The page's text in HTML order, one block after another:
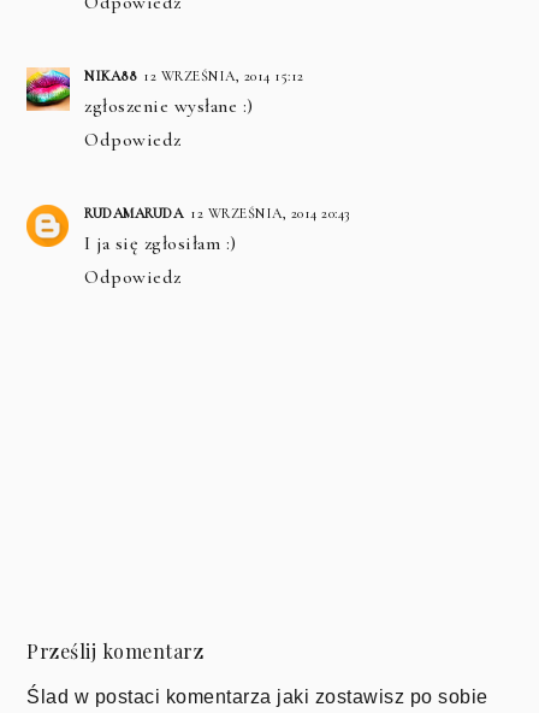
NIKA88 12 WRZEŚNIA, 2014 15:12
zgłoszenie wysłane :)
Odpowiedz
RUDAMARUDA 12 WRZEŚNIA, 2014 20:43
I ja się zgłosiłam :)
Odpowiedz
Prześlij komentarz
Ślad w postaci komentarza jaki zostawisz po sobie